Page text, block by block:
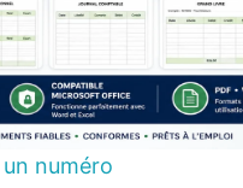
numéro